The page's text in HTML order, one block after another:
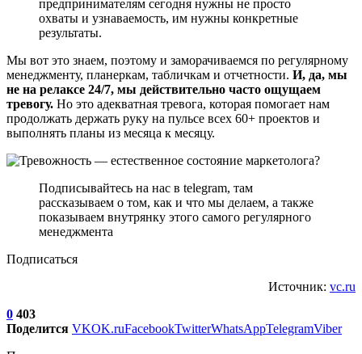
предпринимателям сегодня нужны не просто
охваты и узнаваемость, им нужны конкретные
результаты.
Мы вот это знаем, поэтому и заморачиваемся по регулярному
менеджменту, планеркам, табличкам и отчетности. И, да, мы
не на релаксе 24/7, мы действительно часто ощущаем
тревогу. Но это адекватная тревога, которая помогает нам
продолжать держать руку на пульсе всех 60+ проектов и
выполнять планы из месяца к месяцу.
Подписывайтесь на нас в telegram, там
рассказываем о том, как и что мы делаем, а также
показываем внутрянку этого самого регулярного
менеджмента
​Подписаться
Источник: vc.ru
0 403
Поделится VKOK.ruFacebookTwitterWhatsAppTelegramViber